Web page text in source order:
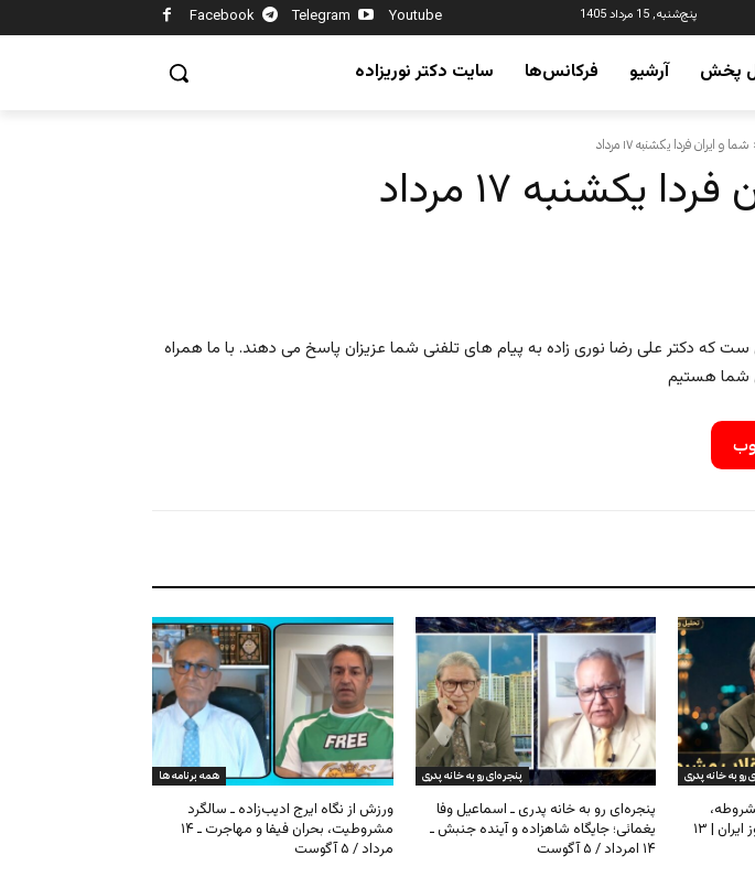
Facebook Telegram Youtube پنج‌شنبه, 15 مرداد 1405
پخش آرشیو فرکانس‌ها سایت دکتر نوریزاده
شما و ایران فردا یکشنبه ۱۷ مرداد
یکشنبه ۱۷ مرداد
ست که دکتر علی رضا نوری زاده به پیام های تلفنی شما عزیزان پاسخ می دهند. با ما همراه
همه برنامه ها
ورزش از نگاه ایرج ادیب‌زاده ـ سالگرد
مشروطیت، بحران فیفا و مهاجرت ـ ۱۴
مرداد / ۵ آگوست
پنجره‌ای رو به خانه پدری
پنجره‌ای رو به خانه پدری ـ اسماعیل وفا
یغمائی؛ جایگاه شاهزاده و آینده جنبش ـ
۱۴ امرداد / ۵ آگوست
رو به خانه پدری
عراقچی، ترامپ و تحولات امروز ایران | ۱۳